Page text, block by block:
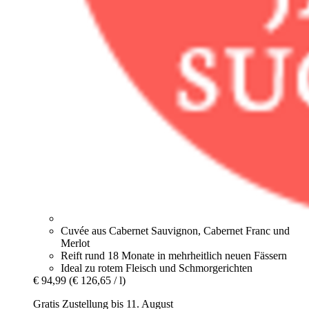
Cuvée aus Cabernet Sauvignon, Cabernet Franc und
Merlot
Reift rund 18 Monate in mehrheitlich neuen Fässern
Ideal zu rotem Fleisch und Schmorgerichten
€ 94,99 (€ 126,65 / l)
Gratis Zustellung bis 11. August